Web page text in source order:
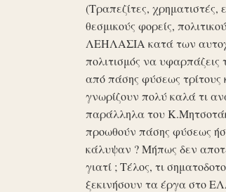
(Τραπεζίτες, χρηματιστές,
θεσμικούς φορείς,
ΛΕΗΛΑΣΙΑ κατά των
πολιτισμός να
από πάσης φύσεως τρίτους
γνωρίζουν πολύ καλά τι
παράλληλα του
προωθούν πάσης φύσεως
κάλυψαν ? Μήπως δεν
γιατί ; Τέλος, τι
ξεκινήσουν τα έργα στο